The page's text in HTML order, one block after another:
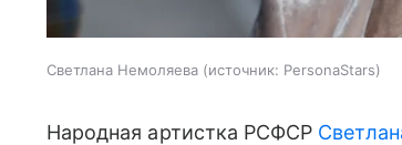
Светлана Немоляева источник: PersonaStars
Народная артистка РСФСР